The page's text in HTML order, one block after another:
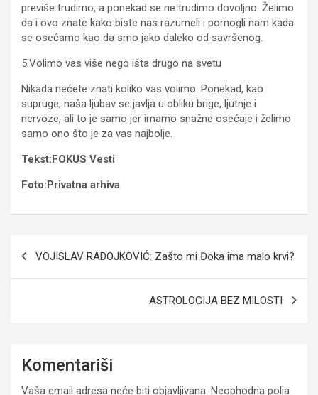
previše trudimo, a ponekad se ne trudimo dovoljno. Želimo
da i ovo znate kako biste nas razumeli i pomogli nam kada
se osećamo kao da smo jako daleko od savršenog.
5.Volimo vas više nego išta drugo na svetu
Nikada nećete znati koliko vas volimo. Ponekad, kao
supruge, naša ljubav se javlja u obliku brige, ljutnje i
nervoze, ali to je samo jer imamo snažne osećaje i želimo
samo ono što je za vas najbolje.
Tekst:FOKUS Vesti
Foto:Privatna arhiva
VOJISLAV RADOJKOVIĆ: Zašto mi Đoka ima malo krvi?
ASTROLOGIJA BEZ MILOSTI
Komentariši
Vaša email adresa neće biti objavljivana. Neophodna polja